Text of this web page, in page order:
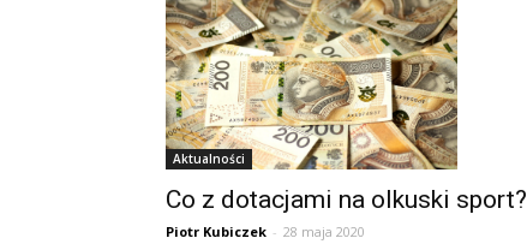
Aktualności
Co z dotacjami na olkuski sport?
Piotr Kubiczek - 28 maja 2020